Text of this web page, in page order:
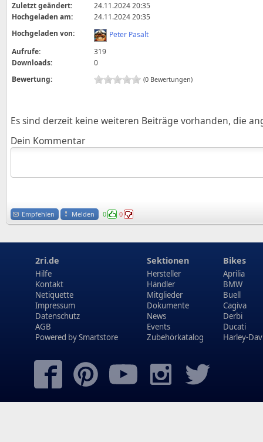
Zuletzt geändert:
24.11.2024 20:35
Hochgeladen am:
24.11.2024 20:35
Hochgeladen von:
Peter Pasalt
Aufrufe:
319
Downloads:
0
Bewertung:
(0 Bewertungen)
Es sind derzeit keine weiteren Beiträge vorhanden, die
Dein Kommentar
Empfehlen Melden 0 0
2ri.de
Hilfe
Kontakt
Netiquette
Impressum
Datenschutz
AGB
Powered bySmartstore
Sektionen
Hersteller
Händler
Mitglieder
Dokumente
News
Events
Zubehörkatalog
Bikes
Aprilia
BMW
Buell
Cagiva
Derbi
Ducati
Harley-